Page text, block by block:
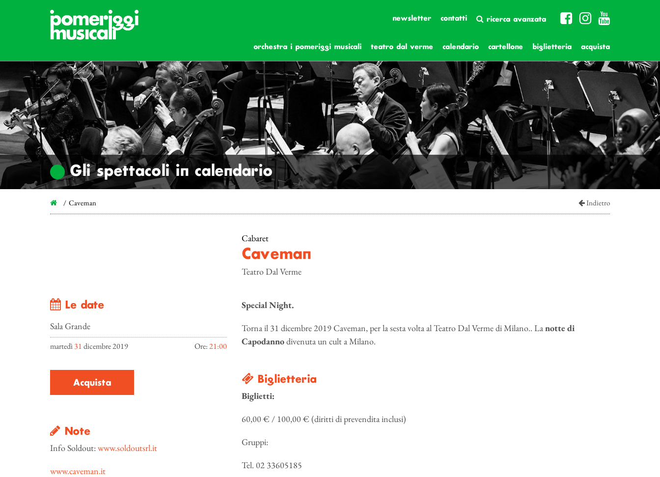
newsletter contatti ricerca avanzata
orchestra i pomeriggi musicali teatro dal verme calendario cartellone biglietteria acquista
Gli spettacoli in calendario
Caveman Indietro
Le date
Sala Grande
martedì31dicembre 2019 Ore:21:00
Acquista
Note
Info Soldout:www.soldoutsrl.it
www.caveman.it
Cabaret
Caveman
Teatro Dal Verme
Special Night.
Torna il 31 dicembre 2019 Caveman, per la sesta volta al Teatro Dal Verme di Milano.. Lanotte di
Capodannodivenuta un cult a Milano.
Biglietteria
Biglietti:
60,00 € / 100,00 € (diritti di prevendita inclusi)
Gruppi:
Tel. 02 33605185